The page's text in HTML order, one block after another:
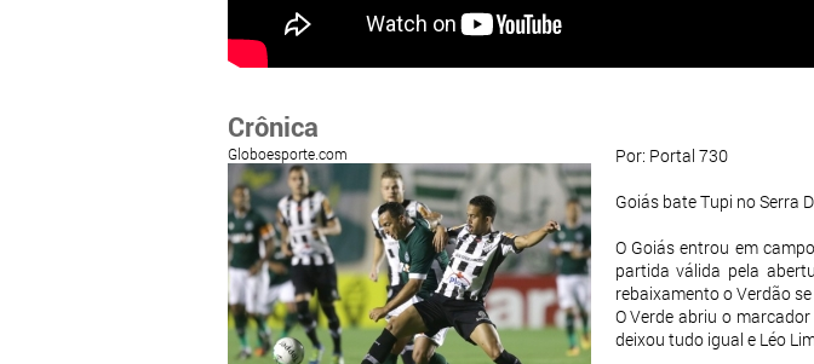
Crônica
Globoesporte.com
Por: Portal 730
Goiás bate Tupi no Serra
O Goiás entrou em
partida válida pela
rebaixamento o Verdão
O Verde abriu o
deixou tudo igual e Léo